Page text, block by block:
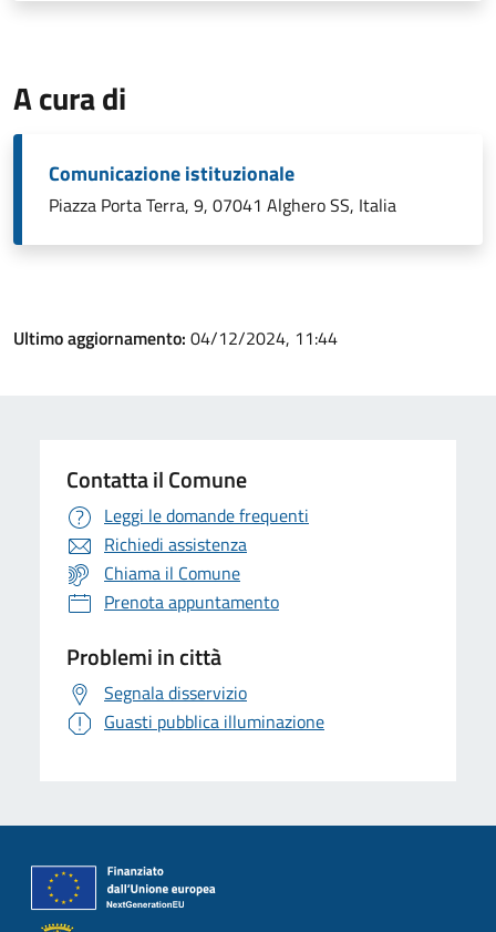
A cura di
Comunicazione istituzionale
Piazza Porta Terra, 9, 07041 Alghero SS, Italia
Ultimo aggiornamento: 04/12/2024, 11:44
Contatta il Comune
Leggi le domande frequenti
Richiedi assistenza
Chiama il Comune
Prenota appuntamento
Problemi in città
Segnala disservizio
Guasti pubblica illuminazione